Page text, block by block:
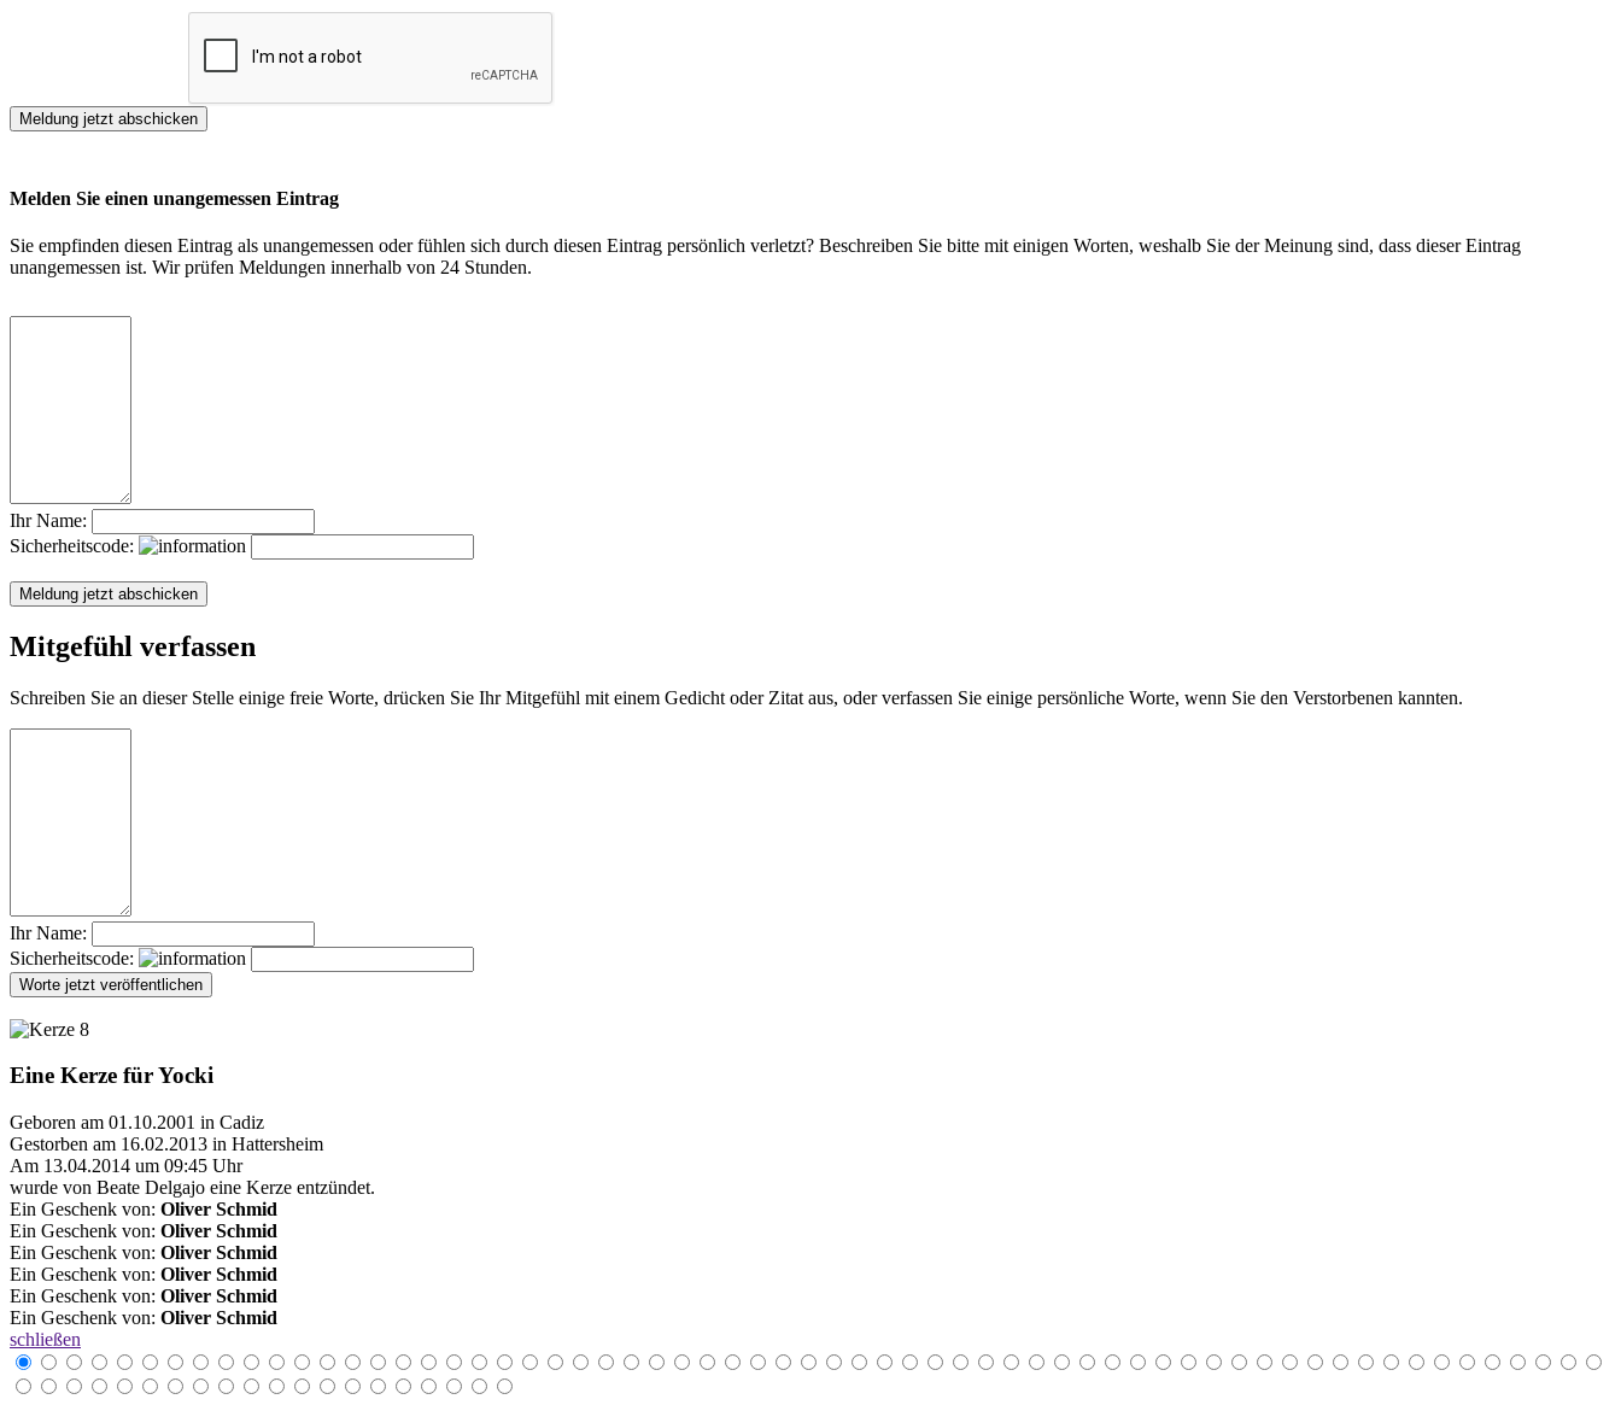
Melden Sie einen unangemessen Eintrag
Sie empfinden diesen Eintrag als unangemessen oder fühlen sich durch diesen Eintrag persönlich verletzt? Beschreiben Sie bitte mit einigen Worten, weshalb Sie der Meinung sind, dass dieser Eintrag
unangemessen ist. Wir prüfen Meldungen innerhalb von 24 Stunden.
Ihr Name:
Sicherheitscode:
Mitgefühl verfassen
Schreiben Sie an dieser Stelle einige freie Worte, drücken Sie Ihr Mitgefühl mit einem Gedicht oder Zitat aus, oder verfassen Sie einige persönliche Worte, wenn Sie den Verstorbenen kannten.
Ihr Name:
Sicherheitscode:
Eine Kerze für Yocki
Geboren am 01.10.2001 in Cadiz
Gestorben am 16.02.2013 in Hattersheim
Am 13.04.2014 um 09:45 Uhr
wurde von Beate Delgajo eine Kerze entzündet.
Ein Geschenk von: Oliver Schmid
Ein Geschenk von: Oliver Schmid
Ein Geschenk von: Oliver Schmid
Ein Geschenk von: Oliver Schmid
Ein Geschenk von: Oliver Schmid
Ein Geschenk von: Oliver Schmid
schließen